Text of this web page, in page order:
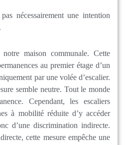
nécessairement une intention
maison communale. Cette
au premier étage d’un
par une volée d’escalier.
semble neutre. Tout le monde
Cependant, les escaliers
à mobilité réduite d’y accéder
d’une discrimination indirecte.
cette mesure empêche une